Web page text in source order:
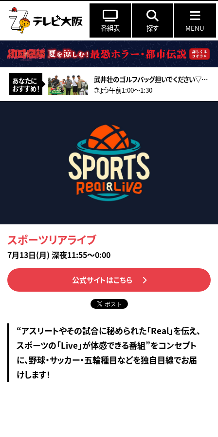
番組表 探す MENU
あなたに
おすすめ！
武井壮のゴルフバッグ担いでください▽必見！宮里優作プロが教えるアプローチの極意
きょう午前1:00〜1:30
スポーツリアライブ
7月13日(月) 深夜11:55～0:00
公式サイトはこちら
“アスリートやその試合に秘められた「Real」を伝え、
スポーツの「Live」が体感できる番組”をコンセプト
に、野球・サッカー・五輪種目などを独自目線でお届
けします！